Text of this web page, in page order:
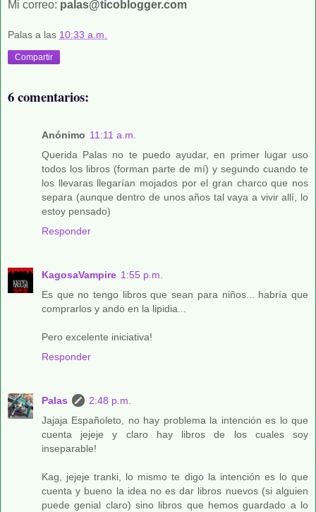
Mi correo: palas@ticoblogger.com
Palas a las 10:33 a.m.
Compartir
6 comentarios:
Anónimo 11:11 a.m.
Querida Palas no te puedo ayudar, en primer lugar uso
todos los libros (forman parte de mí) y segundo cuando te
los llevaras llegarían mojados por el gran charco que nos
separa (aunque dentro de unos años tal vaya a vivir allí, lo
estoy pensado)
Responder
KagosaVampire 1:55 p.m.
Es que no tengo libros que sean para niños... habría que
comprarlos y ando en la lipidia...
Pero excelente iniciativa!
Responder
Palas
2:48 p.m.
Jajaja Españoleto, no hay problema la intención es lo que
cuenta jejeje y claro hay libros de los cuales soy
inseparable!
Kag, jejeje tranki, lo mismo te digo la intención es lo que
cuenta y bueno la idea no es dar libros nuevos (si alguien
puede genial claro) sino libros que hemos guardado a lo